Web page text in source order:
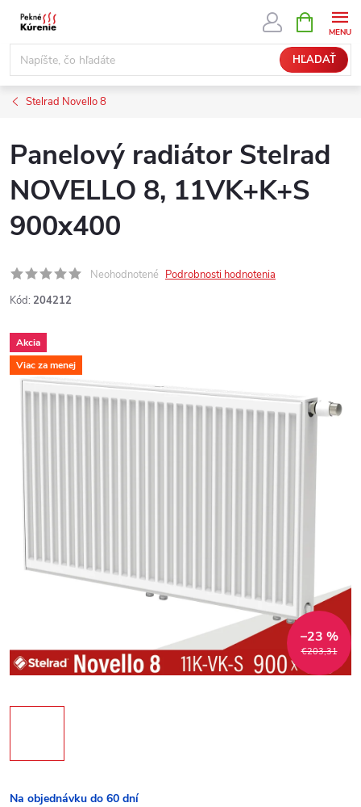
Prejsť
obsah
HĽADAŤ
KOŠÍK
Stelrad Novello 8
Panelový radiátor Stelrad
NOVELLO 8, 11VK+K+S
900x400
Neohodnotené Podrobnosti hodnotenia
Kód: 204212
Akcia
Viac za menej
€203,31
–23 %
Na objednávku do 60 dní